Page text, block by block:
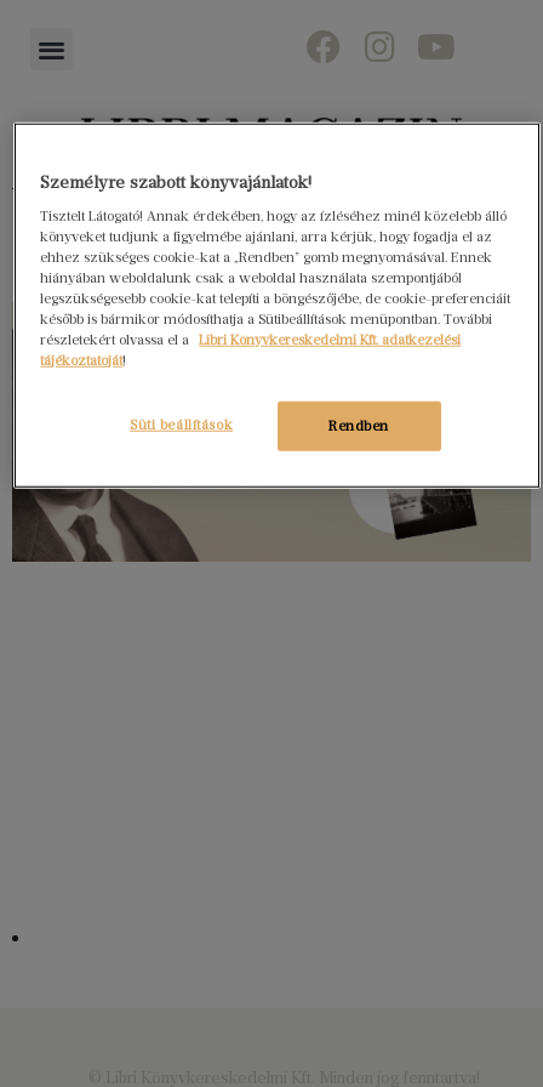
Könyvektől az olvasókig
Személyre szabott könyvajánlatok!
Tisztelt Látogató! Annak érdekében, hogy az ízléséhez minél közelebb álló
könyveket tudjunk a figyelmébe ajánlani, arra kérjük, hogy fogadja el az
ehhez szükséges cookie-kat a „Rendben” gomb megnyomásával. Ennek
hiányában weboldalunk csak a weboldal használata szempontjából
legszükségesebb cookie-kat telepíti a böngészőjébe, de cookie-preferenciáit
később is bármikor módosíthatja a Sütibeállítások menüpontban. További
részletekért olvassa el a
Libri Könyvkereskedelmi Kft. adatkezelési
tájékoztatóját!
Rendben
Süti beállítások